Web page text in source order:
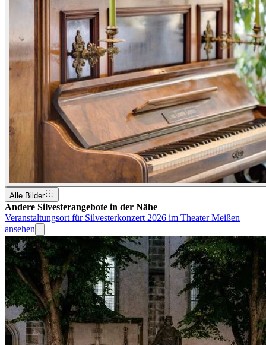
Alle Bilder
Andere Silvesterangebote in der Nähe
Veranstaltungsort für Silvesterkonzert 2026 im Theater Meißen
ansehen